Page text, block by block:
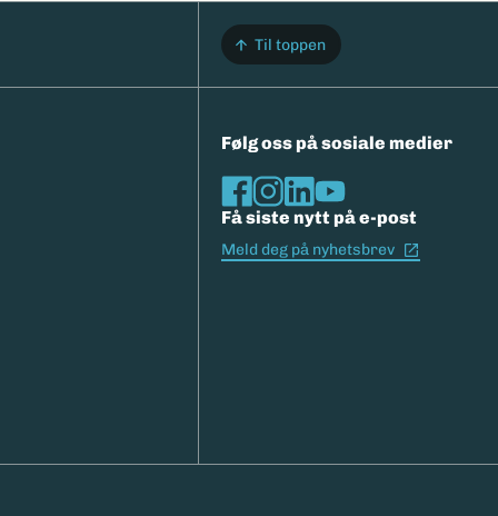
Til toppen
Følg oss på sosiale medier
Få siste nytt på e-post
Meld deg på nyhetsbrev